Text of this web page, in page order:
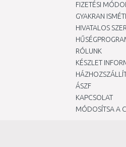
FIZETÉSI
GYAKRAN
HIVATALOS
RÓLUNK
KÉSZLET
ÁSZF
KAPCSOLAT
MÓDOSÍTSA A